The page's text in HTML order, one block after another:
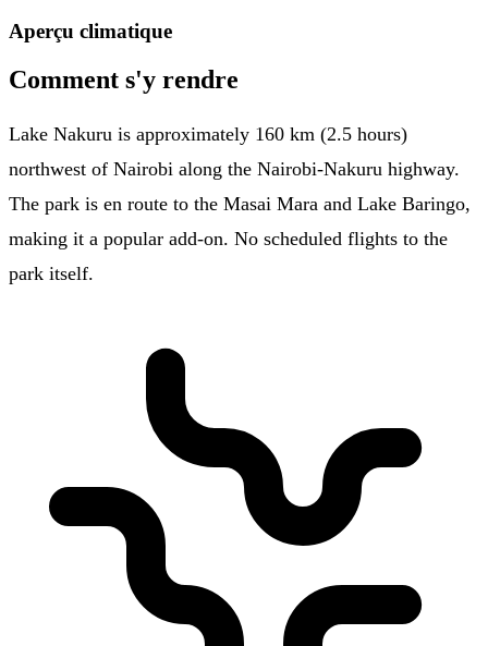
Aperçu climatique
Comment s'y rendre
Lake Nakuru is approximately 160 km (2.5 hours)
northwest of Nairobi along the Nairobi-Nakuru highway.
The park is en route to the Masai Mara and Lake Baringo,
making it a popular add-on. No scheduled flights to the
park itself.